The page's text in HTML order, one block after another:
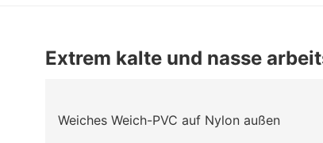
Extrem kalte und nasse
Weiches Weich-PVC auf Nylon außen